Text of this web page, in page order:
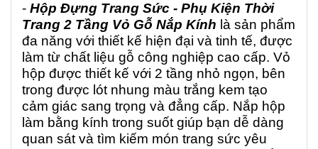
- Hộp Đựng Trang Sức - Phụ Kiện Thời
Trang 2 Tầng Vỏ Gỗ Nắp Kính là sản phẩm
đa năng với thiết kế hiện đại và tinh tế, được
làm từ chất liệu gỗ công nghiệp cao cấp. Vỏ
hộp được thiết kế với 2 tầng nhỏ ngọn, bên
trong được lót nhung màu trắng kem tạo
cảm giác sang trọng và đẳng cấp. Nắp hộp
làm bằng kính trong suốt giúp bạn dễ dàng
quan sát và tìm kiếm món trang sức yêu